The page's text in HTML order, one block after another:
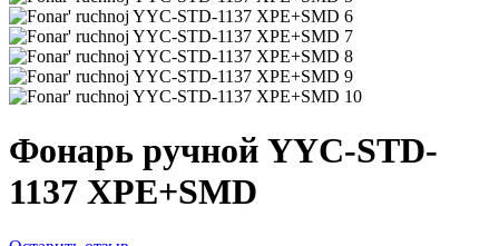
Фонарь ручной YYC-STD-
1137 XPE+SMD